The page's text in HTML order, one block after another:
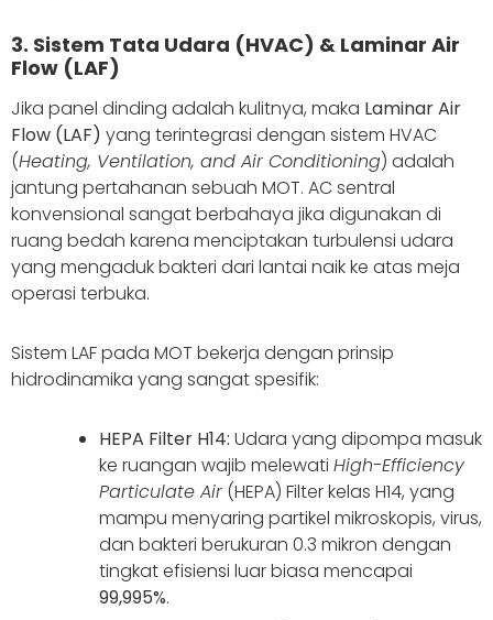
3. Sistem Tata Udara (HVAC) & Laminar Air
Flow (LAF)
Jika panel dinding adalah kulitnya, maka Laminar Air
Flow (LAF) yang terintegrasi dengan sistem HVAC
(Heating, Ventilation, and Air Conditioning) adalah
jantung pertahanan sebuah MOT. AC sentral
konvensional sangat berbahaya jika digunakan di
ruang bedah karena menciptakan turbulensi udara
yang mengaduk bakteri dari lantai naik ke atas meja
operasi terbuka.
Sistem LAF pada MOT bekerja dengan prinsip
hidrodinamika yang sangat spesifik:
HEPA Filter H14: Udara yang dipompa masuk
ke ruangan wajib melewati High-Efficiency
Particulate Air (HEPA) Filter kelas H14, yang
mampu menyaring partikel mikroskopis, virus,
dan bakteri berukuran 0.3 mikron dengan
tingkat efisiensi luar biasa mencapai
99,995%.